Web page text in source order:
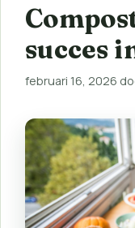
succes
februari 16, 2026